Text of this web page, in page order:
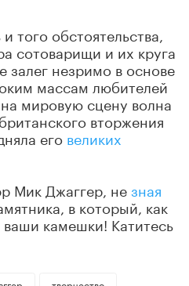
того обстоятельства,
сотоварищи и их круга
залег незримо в основе
массам любителей
мировую сцену волна
вторжения
его великих
Мик Джаггер, незная
в который, как
камешки! Катитесь